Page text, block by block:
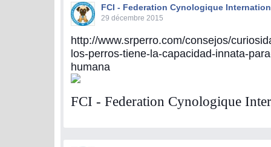
FCI - Federation Cynologique
29 décembre 2015
http://www.srperro.com/consejos/
los-perros-tiene-la-capacidad-innata-
humana
FCI - Federation Cynologique